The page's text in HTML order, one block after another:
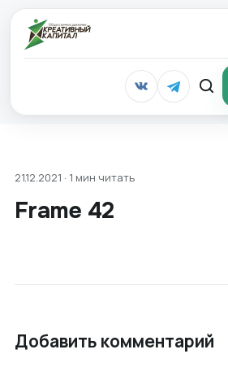
21.12.2021 · 1 мин читать
Frame 42
Добавить комментарий